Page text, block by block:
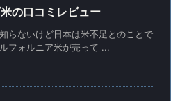
の口コミレビュー
らないけど日本は米不足とのことで
フォルニア米が売って ...